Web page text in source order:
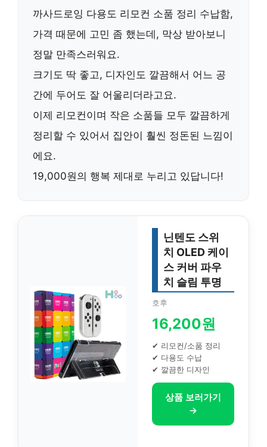
까사드로잉 다용도 리모컨 소품 정리 수납함,
가격 때문에 고민 좀 했는데, 막상 받아보니
정말 만족스러워요.
크기도 딱 좋고, 디자인도 깔끔해서 어느 공
간에 두어도 잘 어울리더라고요.
이제 리모컨이며 작은 소품들 모두 깔끔하게
정리할 수 있어서 집안이 훨씬 정돈된 느낌이
에요.
19,000원의 행복 제대로 누리고 있답니다!
닌텐도 스위
치 OLED 케이
스 커버 파우
치 슬림 투명
호후
16,200원
✔ 리모컨/소품 정리
✔ 다용도 수납
✔ 깔끔한 디자인
상품 보러가기
→